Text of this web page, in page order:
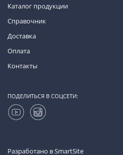
Каталог продукции
Справочник
Доставка
Оплата
Контакты
ПОДЕЛИТЬСЯ В СОЦСЕТИ:
Разработано вSmartSite